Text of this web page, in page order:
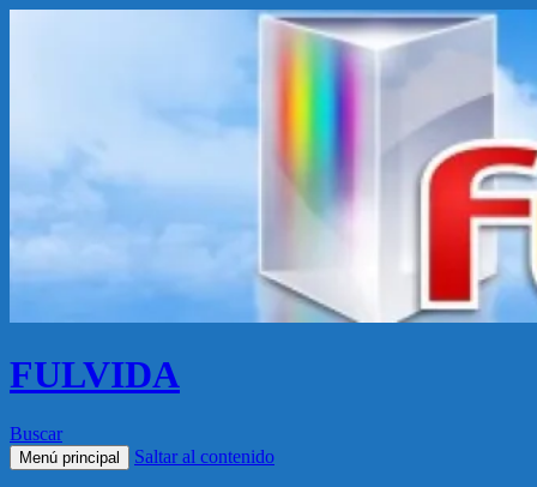
FULVIDA
Buscar
Menú principal Saltar al contenido